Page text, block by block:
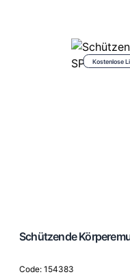
Kostenlose
Schützende
Code: 154383